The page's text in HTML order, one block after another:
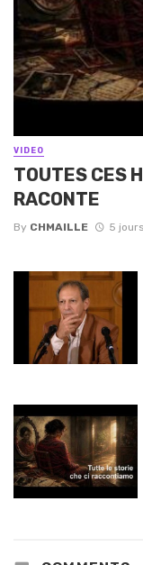
VIDEO
TOUTES CES
RACONTE
By CHMAILLE 5